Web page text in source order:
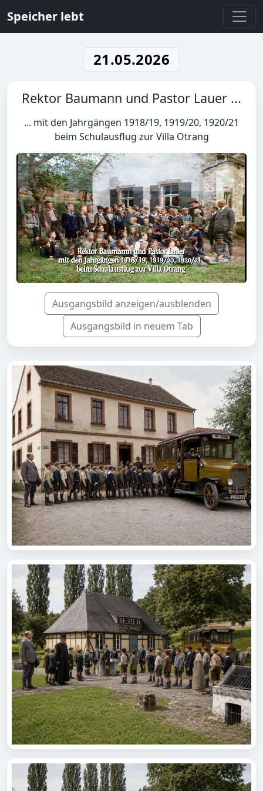
Speicher lebt
21.05.2026
Rektor Baumann und Pastor Lauer ...
... mit den Jahrgängen 1918/19, 1919/20, 1920/21
beim Schulausflug zur Villa Otrang
Ausgangsbild anzeigen/ausblenden
Ausgangsbild in neuem Tab